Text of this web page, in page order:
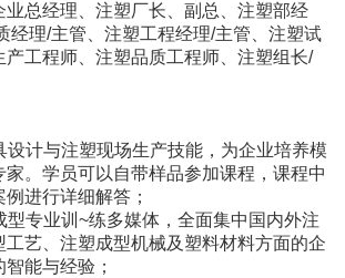
业总经理、注塑厂长、副总、注塑部经
经理/主管、注塑工程经理/主管、注塑试
产工程师、注塑品质工程师、注塑组长/
设计与注塑现场生产技能，为企业培养模
。学员可以自带样品参加课程，课程中
进行详细解答；
型专业训~练多媒体，全面集中国内外注
工艺、注塑成型机械及塑料材料方面的企
能与经验；